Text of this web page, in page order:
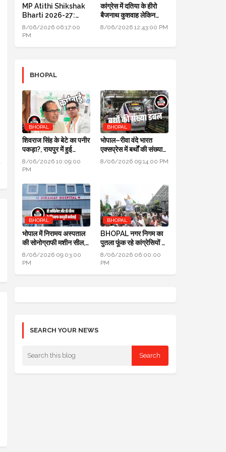
MP Atithi Shikshak
Bharti 2026-27:
प्रोफाइल अपडेट और
ज्वाइनिंग की प्रक्रिया शुरू
8/06/2026 06:17:00
PM
कांग्रेस में दतिया के हीरो
बैजनाथ कुशवाह लेकिन
क्रेडिट जयवर्धन सिंह को
8/06/2026 12:43:00 PM
BHOPAL
BHOPAL
शिवराज सिंह के बेटे का पनीर
पकड़ा?, रायपुर में हुई
कार्रवाई, जांच के लिए लैब
भेजा
8/06/2026 10:09:00
PM
BHOPAL
भोपाल–रीवा वंदे भारत
एक्सप्रेस में बर्थों की संख्या
डबल से ज्यादा हुई
8/06/2026 09:14:00 PM
BHOPAL
भोपाल में निरामय अस्पताल
की सोनोग्राफी मशीन सील,
सीएमएचओ ने की कार्यवाही
8/06/2026 09:03:00
PM
BHOPAL
BHOPAL नगर निगम का
पुतला फूंक रहे कांग्रेसियों ने
कहा: जब एरिया कमर्शियल
नहीं तो टैक्स क्यों लिया
8/06/2026 06:00:00
PM
SEARCH YOUR NEWS